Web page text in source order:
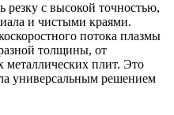
резку с высокой точностью,
и чистыми краями.
потока плазмы
толщины, от
металлических плит. Это
универсальным решением